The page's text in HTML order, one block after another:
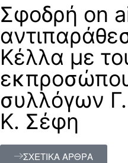
Σφοδρή on
Κέλλα με
συλλόγων
Κ. Σέφη
ΣΧΕΤΙΚΑ ΑΡΘΡΑ